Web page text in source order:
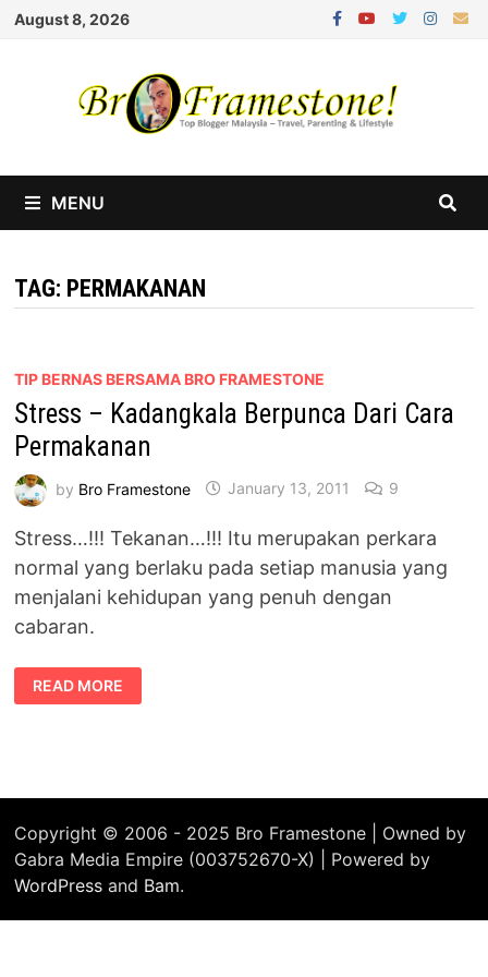
Skip
August 8, 2026
MENU
TAG: PERMAKANAN
TIP BERNAS BERSAMA BRO FRAMESTONE
Stress – Kadangkala Berpunca Dari Cara
Permakanan
by Bro Framestone January 13, 2011 9
Stress…!!! Tekanan…!!! Itu merupakan perkara
normal yang berlaku pada setiap manusia yang
menjalani kehidupan yang penuh dengan
cabaran.
STRESS
–
KADANGKALA
READ MORE
Copyright © 2006 - 2025 Bro Framestone | Owned by
Gabra Media Empire (003752670-X) | Powered by
WordPress and Bam.